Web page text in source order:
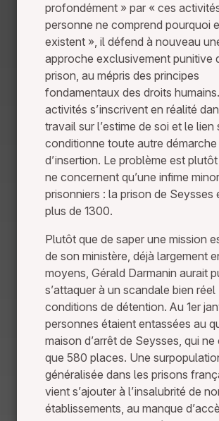
profondément » par « ces
personne ne comprend pourquoi
existent », il défend à nouveau
approche exclusivement punitive
prison, au mépris des principes
fondamentaux des droits
activités s’inscrivent en réalité
travail sur l’estime de soi et le lien
conditionne toute autre démarche
d’insertion. Le problème est plutôt
ne concernent qu’une infime
prisonniers : la prison de Seysses
plus de 1300.
Plutôt que de saper une mission
de son ministère, déjà largement
moyens, Gérald Darmanin aurait
s’attaquer à un scandale bien réel
conditions de détention. Au 1er
personnes étaient entassées au
maison d’arrêt de Seysses, qui
que 580 places. Une
généralisée dans les prisons
vient s’ajouter à l’insalubrité de
établissements, au manque